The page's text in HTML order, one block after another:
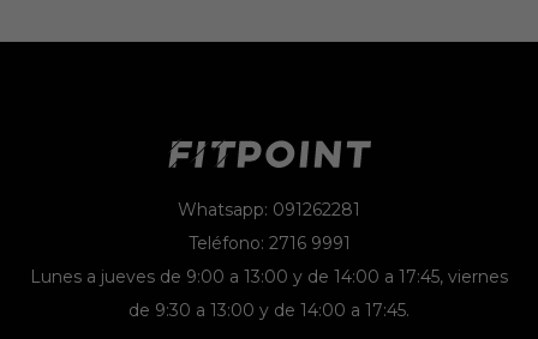
Whatsapp: 091262281
Teléfono: 2716 9991
Lunes a jueves de 9:00 a 13:00 y de 14:00 a 17:45, viernes
de 9:30 a 13:00 y de 14:00 a 17:45.